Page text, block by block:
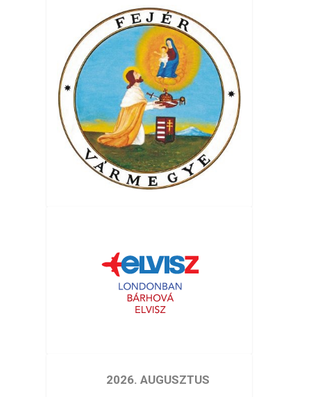
2026. AUGUSZTUS